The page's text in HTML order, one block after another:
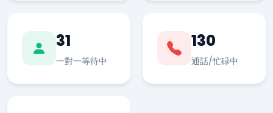
31
一對一等待中
130
通話/忙碌中